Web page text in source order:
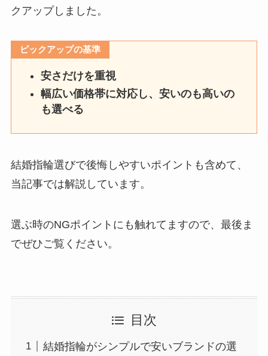
クアップしました。
ピックアップの基準
安さだけを重視
幅広い価格帯に対応し、安いのも高いの
も選べる
結婚指輪選びで後悔しやすいポイントも含めて、
当記事では解説しています。
選ぶ時のNGポイントにも触れてますので、最後ま
でぜひご覧ください。
目次
結婚指輪がシンプルで安いブランドの選